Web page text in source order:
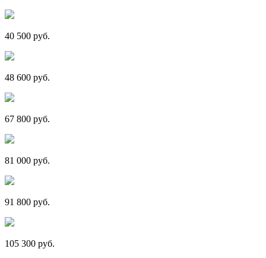
40 500 руб.
48 600 руб.
67 800 руб.
81 000 руб.
91 800 руб.
105 300 руб.